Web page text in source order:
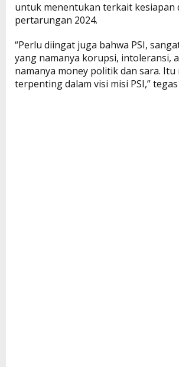
untuk menentukan terkait kesiapan
pertarungan 2024.
“Perlu diingat juga bahwa PSI,
yang namanya korupsi, intoleransi,
namanya money politik dan sara. Itu
terpenting dalam visi misi PSI,” tegas